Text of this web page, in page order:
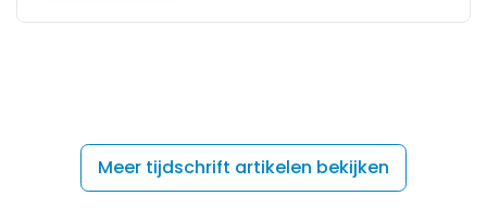
Meer tijdschrift artikelen bekijken